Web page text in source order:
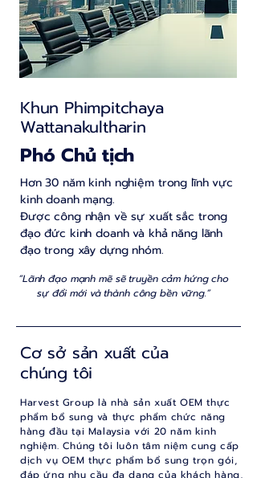
Khun Phimpitchaya
Wattanakultharin
Phó Chủ tịch
Hơn 30 năm kinh nghiệm trong lĩnh vực
kinh doanh mạng.
Được công nhận về sự xuất sắc trong
đạo đức kinh doanh và khả năng lãnh
đạo trong xây dựng nhóm.
“Lãnh đạo mạnh mẽ sẽ truyền cảm hứng cho
sự đổi mới và thành công bền vững.”
Cơ sở sản xuất của
chúng tôi
Harvest Group là nhà sản xuất OEM thực
phẩm bổ sung và thực phẩm chức năng
hàng đầu tại Malaysia với 20 năm kinh
nghiệm. Chúng tôi luôn tâm niệm cung cấp
dịch vụ OEM thực phẩm bổ sung trọn gói,
đáp ứng nhu cầu đa dạng của khách hàng,